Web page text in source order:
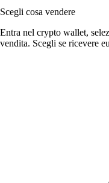
Scegli cosa vendere
Entra nel crypto wallet,
vendita. Scegli se ricevere